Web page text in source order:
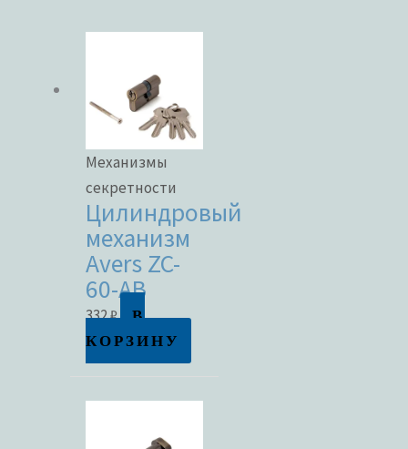
В наличии
В продаже
Механизмы
секретности
Цилиндровый
механизм
Avers ZC-
60-AB
332₽
В
КОРЗИНУ